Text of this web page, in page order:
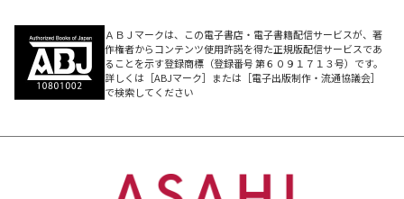
ＡＢＪマークは、この電子書店・電子書籍配信サービスが、著
作権者からコンテンツ使用許諾を得た正規版配信サービスであ
ることを示す登録商標（登録番号 第６０９１７１３号）です。
詳しくは［ABJマーク］または［電子出版制作・流通協議会］
で検索してください